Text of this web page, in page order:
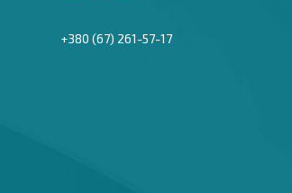
+380 (67) 261-57-17